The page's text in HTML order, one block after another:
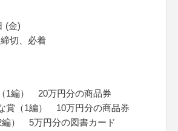
(金)
切、必着
1編） 20万円分の商品券
賞（1編） 10万円分の商品券
編） 5万円分の図書カード